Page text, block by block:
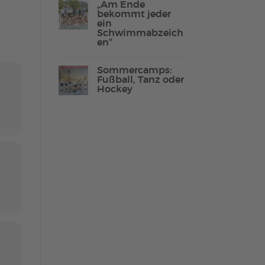
Lebenshilfe Sport
Reha-Sport
„Am Ende
bekommt jeder
ein
Schwimmabzeich
en“
Sommercamps:
Fußball, Tanz oder
Hockey